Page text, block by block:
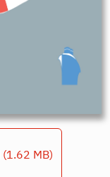
(1.62 MB)